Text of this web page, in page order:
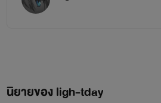
ฝากกดติดตามหรือโพสเป็นกำลังใจ
นิยายของ ligh-tday